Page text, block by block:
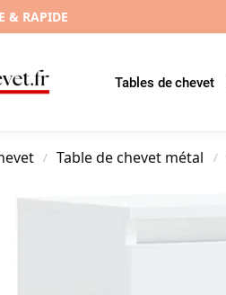
& RAPIDE
Tables de chevet
/ Table de chevet métal /